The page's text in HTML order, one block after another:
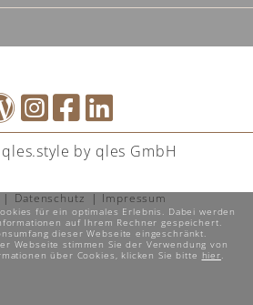
by qles GmbH
Datenschutz Impressum
für ein optimales Erlebnis. Dabei werden
auf Ihrem Rechner gespeichert.
dieser Webseite eingeschränkt.
Webseite stimmen Sie der Verwendung von
über Cookies, klicken Sie bitte hier.